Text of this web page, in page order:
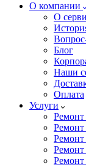
О компании
О
Блог
Наши
Оплата
Услуги
Ремонт
Ремонт
Ремонт